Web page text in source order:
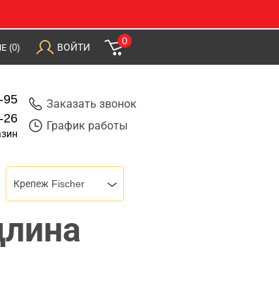
(0) ВОЙТИ
0
95
26
Заказать звонок
График работы
Крепеж Fischer